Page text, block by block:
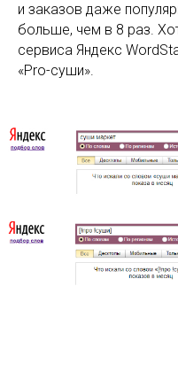
и заказов даже
больше, чем в 8 раз.
сервиса Яндекс
«Pro-суши».